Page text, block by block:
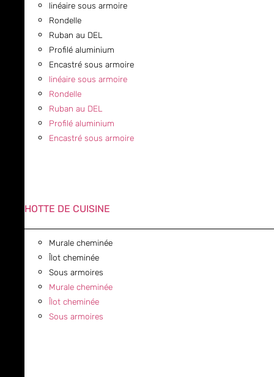
linéaire sous armoire
Rondelle
Ruban au DEL
Profilé aluminium
Encastré sous armoire
linéaire sous armoire
Rondelle
Ruban au DEL
Profilé aluminium
Encastré sous armoire
HOTTE DE CUISINE
Murale cheminée
Îlot cheminée
Sous armoires
Murale cheminée
Îlot cheminée
Sous armoires